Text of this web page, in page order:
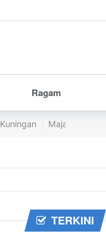
Ragam
Kuningan Majalengka
TERKINI